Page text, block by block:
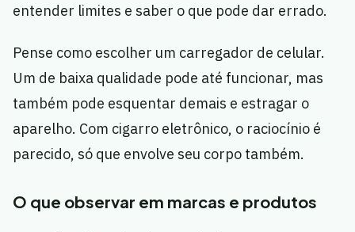
entender limites e saber o que pode dar errado.
Pense como escolher um carregador de celular.
Um de baixa qualidade pode até funcionar, mas
também pode esquentar demais e estragar o
aparelho. Com cigarro eletrônico, o raciocínio é
parecido, só que envolve seu corpo também.
O que observar em marcas e produtos